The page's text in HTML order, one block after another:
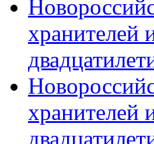
хранителей
хранителей